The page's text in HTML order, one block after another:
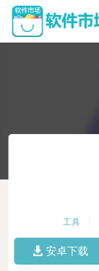
工具
安卓下载